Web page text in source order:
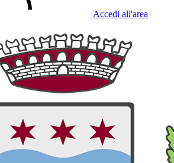
Accedi all'area